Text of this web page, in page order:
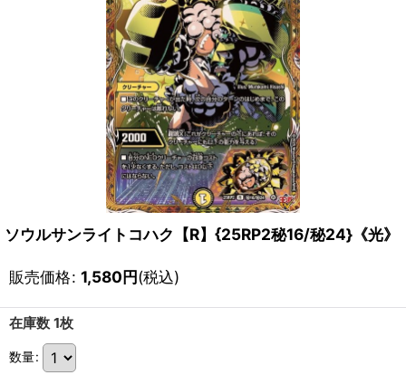
ソウルサンライトコハク【R】{25RP2秘16/秘24}《光》
販売価格: 1,580円(税込)
在庫数 1枚
数量: